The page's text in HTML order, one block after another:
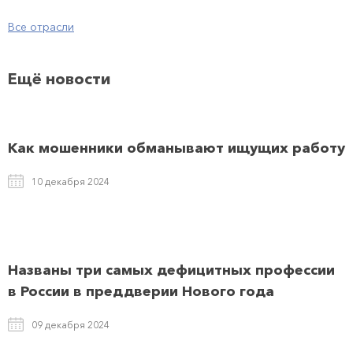
Все отрасли
Ещё новости
Как мошенники обманывают ищущих работу
10 декабря 2024
Названы три самых дефицитных профессии
в России в преддверии Нового года
09 декабря 2024